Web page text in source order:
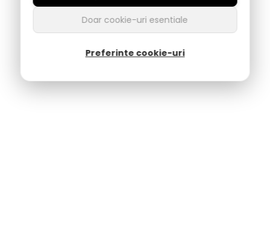
Doar cookie-uri esentiale
Preferinte cookie-uri